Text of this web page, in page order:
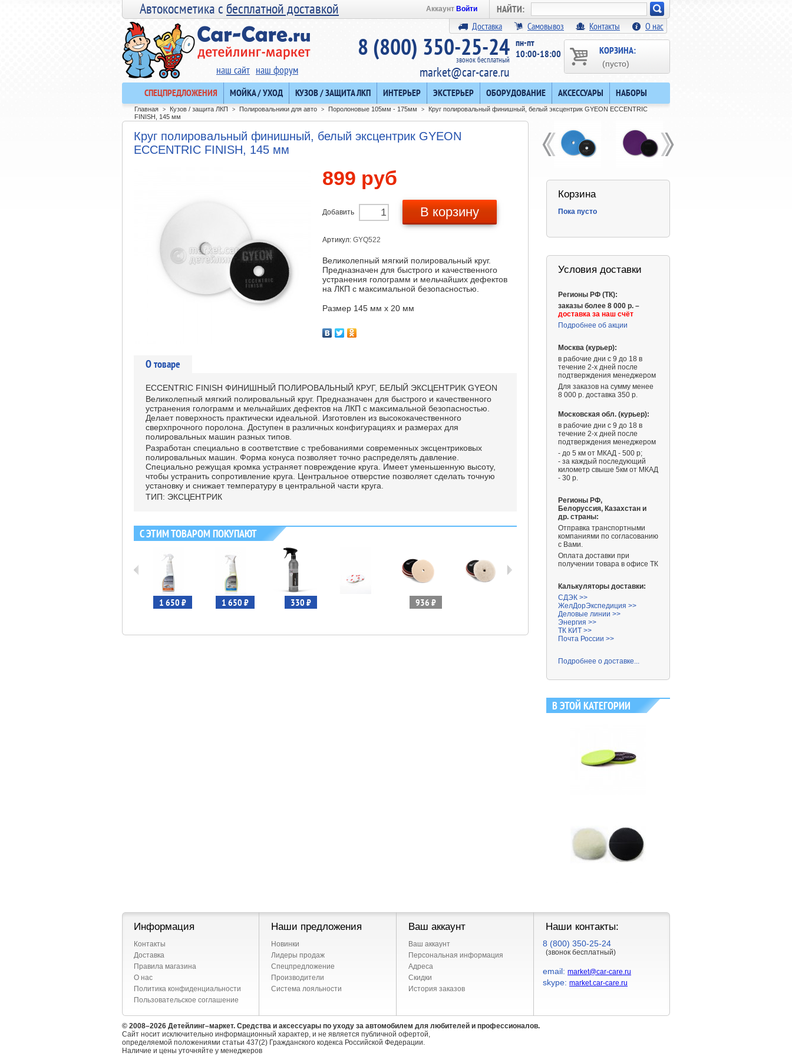
Автокосметика сбесплатной доставкой НАЙТИ:
Искать!
Аккаунт Войти
Доставка Самовывоз Контакты О нас
КОРЗИНА:
(пусто)
наш сайт наш форум
пн-пт
10:00-18:00
8 (800) 350-25-24
звонок бесплатный
market@car-care.ru
СПЕЦПРЕДЛОЖЕНИЯ МОЙКА / УХОД КУЗОВ / ЗАЩИТА ЛКП ИНТЕРЬЕР ЭКСТЕРЬЕР ОБОРУДОВАНИЕ АКСЕССУАРЫ НАБОРЫ
Главная > Кузов / защита ЛКП > Полировальники для авто > Поролоновые 105мм - 175мм >
Круг полировальный финишный, белый эксцентрик GYEON ECCENTRIC
FINISH, 145 мм
Круг полировальный финишный, белый эксцентрик GYEON
ECCENTRIC FINISH, 145 мм
899 руб
Добавить В корзину
Артикул: GYQ522
Великолепный мягкий полировальный круг.
Предназначен для быстрого и качественного
устранения голограмм и мельчайших дефектов
на ЛКП с максимальной безопасностью.
Размер 145 мм x 20 мм
О товаре
ECCENTRIC FINISH ФИНИШНЫЙ ПОЛИРОВАЛЬНЫЙ КРУГ, БЕЛЫЙ ЭКСЦЕНТРИК GYEON
Великолепный мягкий полировальный круг. Предназначен для быстрого и качественного
устранения голограмм и мельчайших дефектов на ЛКП с максимальной безопасностью.
Делает поверхность практически идеальной. Изготовлен из высококачественного
сверхпрочного поролона. Доступен в различных конфигурациях и размерах для
полировальных машин разных типов.
Разработан специально в соответствие с требованиями современных эксцентриковых
полировальных машин. Форма конуса позволяет точно распределять давление.
Специально режущая кромка устраняет повреждение круга. Имеет уменьшенную высоту,
чтобы устранить сопротивление круга. Центральное отверстие позволяет сделать точную
установку и снижает температуру в центральной части круга.
ТИП: ЭКСЦЕНТРИК
С ЭТИМ ТОВАРОМ ПОКУПАЮТ
1 650 ₽ 1 650 ₽ 330 ₽ 936 ₽ 1 060 ₽ 430 ₽
Корзина
Пока пусто
Условия доставки
Регионы РФ (ТК):
заказы более 8 000 р. –
доставка за наш счёт
Подробнее об акции
Москва (курьер):
в рабочие дни с 9 до 18 в
течение 2-х дней после
подтверждения менеджером
Для заказов на сумму менее
8 000 р. доставка 350 р.
Московская обл. (курьер):
в рабочие дни с 9 до 18 в
течение 2-х дней после
подтверждения менеджером
- до 5 км от МКАД - 500 р;
- за каждый последующий
километр свыше 5км от МКАД
- 30 р.
Регионы РФ,
Белоруссия, Казахстан и
др. страны:
Отправка транспортными
компаниями по согласованию
с Вами.
Оплата доставки при
получении товара в офисе ТК
Калькуляторы доставки:
СДЭК >>
ЖелДорЭкспедиция >>
Деловые линии >>
Энергия >>
ТК КИТ >>
Почта России >>
Подробнее о доставке...
В ЭТОЙ КАТЕГОРИИ
Информация
Контакты
Доставка
Правила магазина
О нас
Политика конфиденциальности
Пользовательское соглашение
Наши предложения
Новинки
Лидеры продаж
Спецпредложение
Производители
Система лояльности
Ваш аккаунт
Ваш аккаунт
Персональная информация
Адреса
Скидки
История заказов
Наши контакты:
8 (800) 350-25-24
(звонок бесплатный)
email: market@car-care.ru
skype: market.car-care.ru
© 2008–2026 Детейлинг–маркет. Средства и аксессуары по уходу за автомобилем для любителей и профессионалов.
Сайт носит исключительно информационный характер, и не является публичной офертой,
определяемой положениями статьи 437(2) Гражданского кодекса Российской Федерации.
Наличие и цены уточняйте у менеджеров